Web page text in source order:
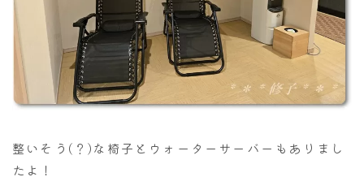
整いそう(？)な椅子とウォーターサーバーもありまし
たよ！